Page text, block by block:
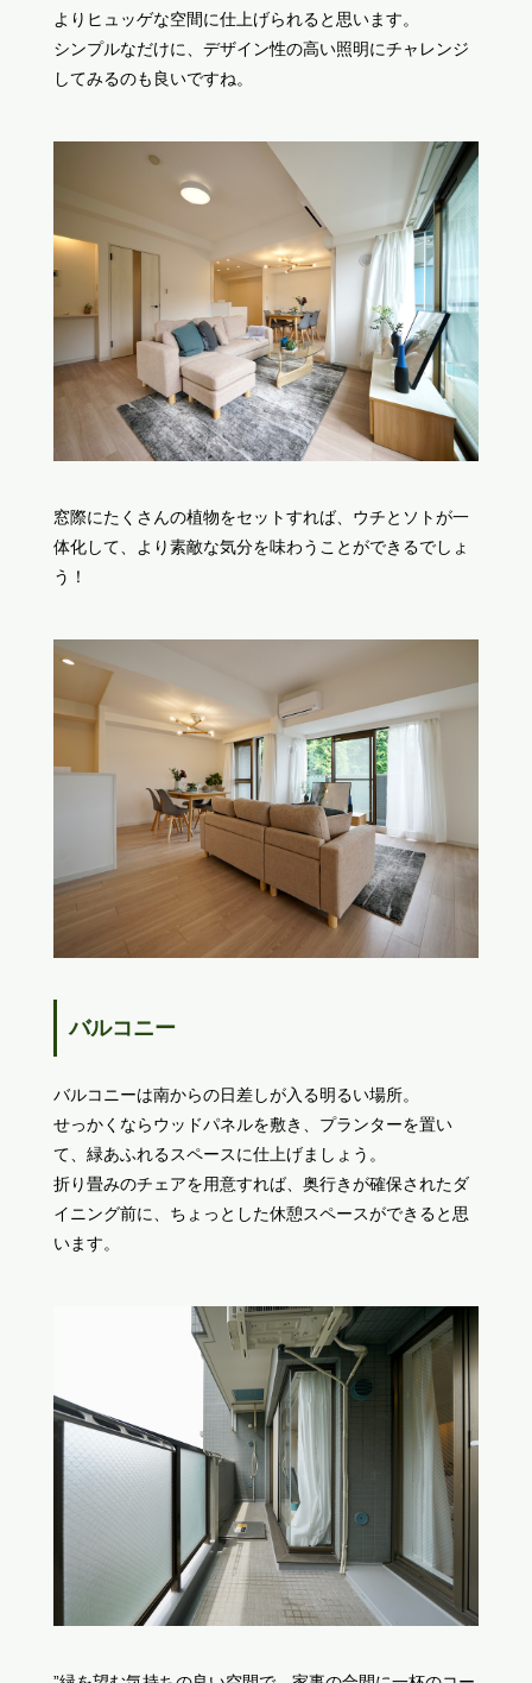
よりヒュッゲな空間に仕上げられると思います。
シンプルなだけに、デザイン性の高い照明にチャレンジ
してみるのも良いですね。
窓際にたくさんの植物をセットすれば、ウチとソトが一
体化して、より素敵な気分を味わうことができるでしょ
う！
バルコニー
バルコニーは南からの日差しが入る明るい場所。
せっかくならウッドパネルを敷き、プランターを置い
て、緑あふれるスペースに仕上げましょう。
折り畳みのチェアを用意すれば、奥行きが確保されたダ
イニング前に、ちょっとした休憩スペースができると思
います。